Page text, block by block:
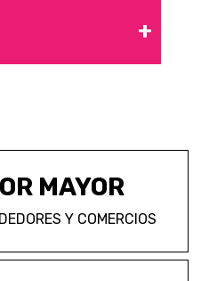
+
MAYOR
Y COMERCIOS